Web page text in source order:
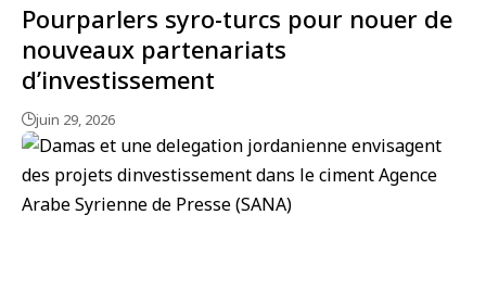
Pourparlers syro-turcs pour nouer de
nouveaux partenariats
d’investissement
juin 29, 2026